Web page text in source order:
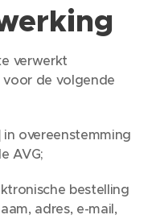
verwerkt
voor de volgende
in overeenstemming
AVG;
bestelling
adres, e-mail,